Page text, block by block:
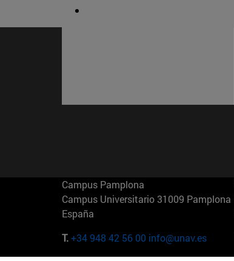
Campus Pamplona
Campus Universitario 31009 Pamplona
España
T.+34 948 42 56 00 info@unav.es